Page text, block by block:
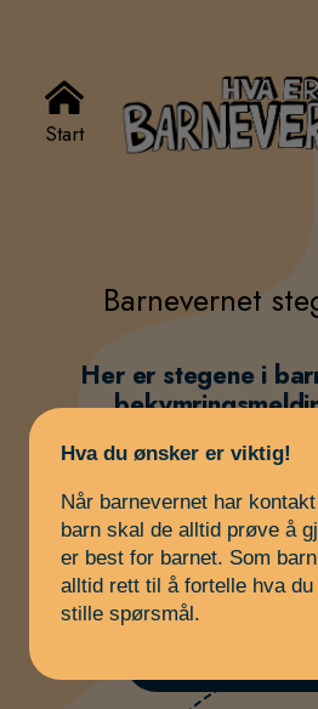
Start
Barnevernet
Her er stegene i
det
Hva du ønsker er viktig!
Når barnevernet har
barn skal de alltid prøve å
er best for barnet. Som
alltid rett til å fortelle hva
stille spørsmål.